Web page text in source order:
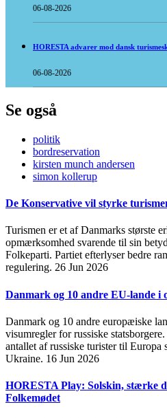
06-08-2026
HORESTA advarer mod dansk
06-08-2026
Se også
politik
bordreservation
kirsten munch andersen
simon kollerup
De Konservative vil styrke
Turismen er et af Danmarks største
opmærksomhed svarende til sin
Folkeparti. Partiet efterlyser bedre
regulering. 26 Jun 2026
Danmark og 10 andre EU-lande i
Danmark og 10 andre europæiske
visumregler for russiske
antallet af russiske turister til Europa
Ukraine. 16 Jun 2026
HORESTA Play: Solskin, stærke
Folkemødet